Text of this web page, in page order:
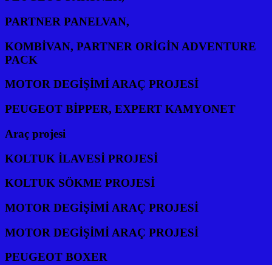
PARTNER PANELVAN,
KOMBİVAN, PARTNER ORİGİN ADVENTURE
PACK
MOTOR DEGİŞİMİ ARAÇ PROJESİ
PEUGEOT BİPPER, EXPERT KAMYONET
Araç projesi
KOLTUK İLAVESİ PROJESİ
KOLTUK SÖKME PROJESİ
MOTOR DEGİŞİMİ ARAÇ PROJESİ
MOTOR DEGİŞİMİ ARAÇ PROJESİ
PEUGEOT BOXER